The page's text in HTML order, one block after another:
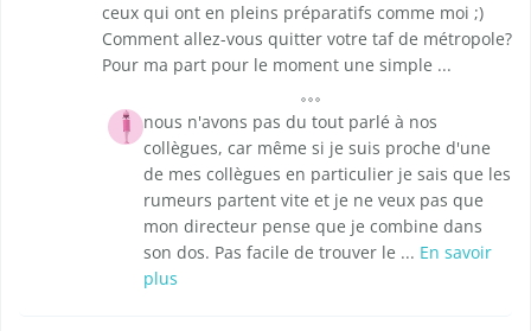
ceux qui ont en pleins préparatifs comme moi ;)
Comment allez-vous quitter votre taf de métropole?
Pour ma part pour le moment une simple ...
nous n'avons pas du tout parlé à nos
collègues, car même si je suis proche d'une
de mes collègues en particulier je sais que les
rumeurs partent vite et je ne veux pas que
mon directeur pense que je combine dans
son dos. Pas facile de trouver le ... En savoir
plus